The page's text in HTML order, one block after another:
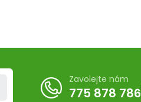
Zavolejte nám
775 878 786